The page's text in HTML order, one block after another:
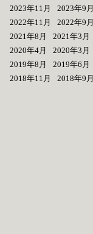
2023年11月
2023年9月
2022年11月
2022年9月
2021年8月
2021年3月
2020年4月
2020年3月
2019年8月
2019年6月
2018年11月
2018年9月